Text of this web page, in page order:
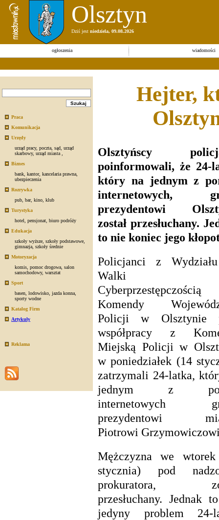
Olsztyn
Dziś jest niedziela, 09.08.2026
ogłoszenia wiadomości
Praca
Komunikacja
Urzędy
urząd pracy, poczta sąd urząd
skarbowy, urząd miasta
Biznes
bank kantor, kancelaria prawna
ubezpieczenia
Rozrywka
pub bar, kino klub
Turystyka
hotel
pensjonat biuro podróży
Edukacja
szkoły wyższe szkoły podstawowe
gimnazja szkoły średnie
Motoryzacja
komis pomoc drogowa salon
samochodowy, warsztat
Sport
basen lodowisko jazda konna
sporty wodne
Katalog Firm
Artykuły
Reklama
Hejter,
Olsztyńscy
poinformowali, że 24-
który na jednym z
internetowych,
prezydentowi
został przesłuchany.
to nie koniec jego
Policjanci z
Walki
Cyberprzestępczością
Komendy
Policji w Olsztynie
współpracy z
Miejską Policji w
w poniedziałek (14
zatrzymali 24-latka,
jednym z
internetowych
prezydentowi
Piotrowi
Mężczyzna we
stycznia) pod
prokuratora,
przesłuchany. Jednak
jedyny problem 24-